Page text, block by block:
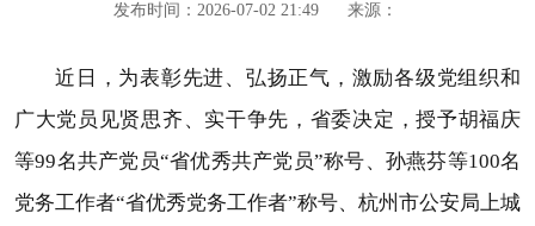
发布时间：2026-07-02 21:49 来源：
近日，为表彰先进、弘扬正气，激励各级党组织和
广大党员见贤思齐、实干争先，省委决定，授予胡福庆
等99名共产党员“省优秀共产党员”称号、孙燕芬等100名
党务工作者“省优秀党务工作者”称号、杭州市公安局上城